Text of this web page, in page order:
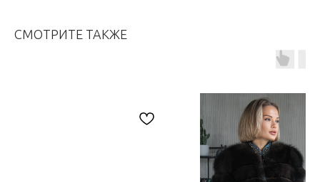
СМОТРИТЕ ТАКЖЕ